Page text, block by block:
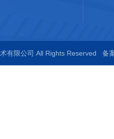
有限公司 All Rights Reserved 备